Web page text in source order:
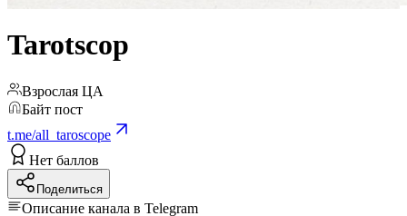
Tarotscop
Взрослая ЦА
Байт пост
t.me/all_taroscope
Нет баллов
Поделиться
Описание канала в Telegram